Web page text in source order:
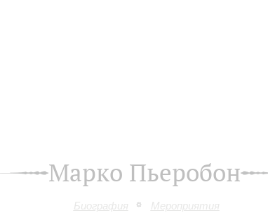
Марко Пьеробон
Биография Мероприятия